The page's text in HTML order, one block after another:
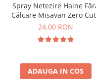
Spray Netezire Haine
Călcare Misavan Zero
Harmony Parfum Discret
24,00 RON
ADAUGA IN COS